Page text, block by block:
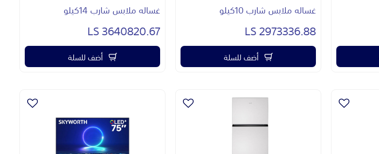
غساله ملابس شارب 10كيلو
2973336.88 LS
أضف للسلة
غساله ملابس شارب 14كيلو
3640820.67 LS
أضف للسلة